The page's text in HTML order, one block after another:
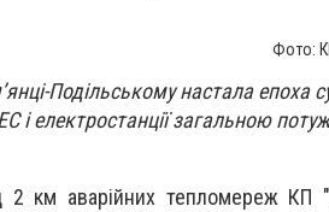
Фото:
Подільському настала епоха
і електростанції загальною
2 км аварійних тепломереж КП